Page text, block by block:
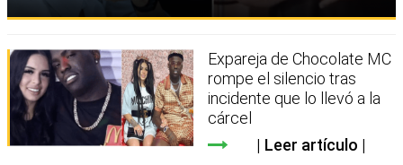
Expareja de Chocolate MC
rompe el silencio tras
incidente que lo llevó a la
cárcel
Leer artículo